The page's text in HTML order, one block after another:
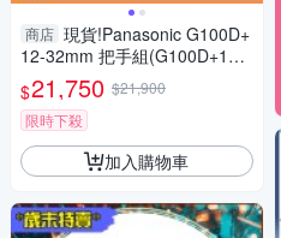
商店 現貨!Panasonic G100D+
12-32mm 把手組(G100D+123
2+SHGR2，公司貨)G100
$21,750 $21,900
限時下殺
加入購物車